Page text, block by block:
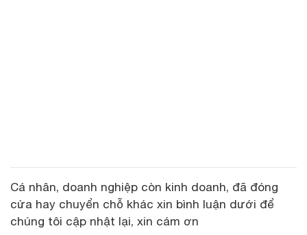
Cá nhân, doanh nghiệp còn kinh doanh, đã đóng
cửa hay chuyển chỗ khác xin bình luận dưới để
chúng tôi cập nhật lại, xin cám ơn